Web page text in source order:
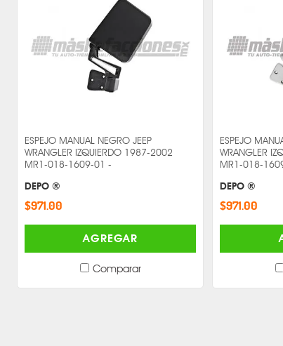
ESPEJO MANUAL NEGRO JEEP
WRANGLER IZQUIERDO 1987-2002
MR1-018-1609-01 -
DEPO ®
$971.00
AGREGAR
Comparar
ESPEJO
WRANGLER
MR1-018-
DEPO ®
$971.00